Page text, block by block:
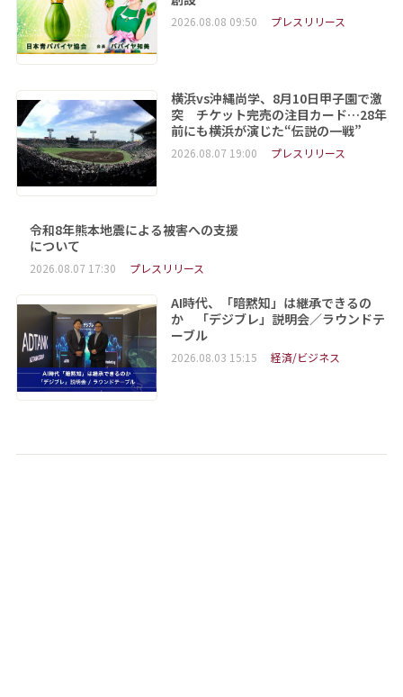
2026.08.08 09:50 プレスリリース
横浜vs沖縄尚学、8月10日甲子園で激
突 チケット完売の注目カード…28年
前にも横浜が演じた“伝説の一戦”
2026.08.07 19:00 プレスリリース
令和8年熊本地震による被害への支援
について
2026.08.07 17:30 プレスリリース
AI時代、「暗黙知」は継承できるの
か 「デジブレ」説明会／ラウンドテ
ーブル
2026.08.03 15:15 経済/ビジネス